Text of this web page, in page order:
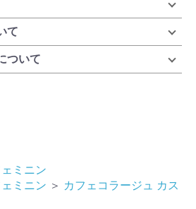
て
ついて
ミニン
ミニン ＞ カフェコラージュ カス